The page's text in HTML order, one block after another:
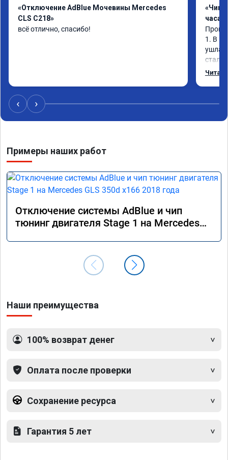
«Отключение AdBlue Мочевины Mercedes
CLS C218»
всё отлично, спасибо!
«Чип
часа»
1. В
ушла
стало
Одни
‹ ›
Примеры наших работ
Отключение системы AdBlue и чип
тюнинг двигателя Stage 1 на Mercedes
Наши преимущества
100% возврат денег
Оплата после проверки
Сохранение ресурса
Гарантия 5 лет